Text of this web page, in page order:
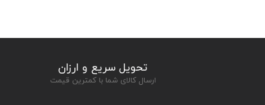
تحویل سریع و ارزان
ارسال کالای شما با کمترین قیمت